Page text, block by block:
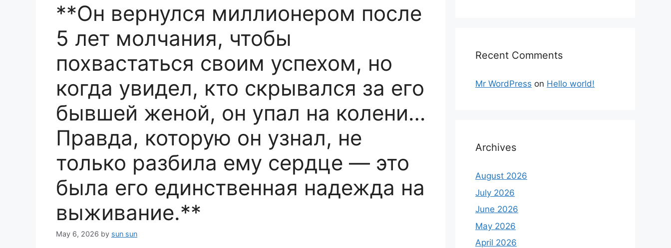
**Он вернулся миллионером после
5 лет молчания, чтобы
похвастаться своим успехом, но
когда увидел, кто скрывался за его
бывшей женой, он упал на колени…
Правда, которую он узнал, не
только разбила ему сердце — это
была его единственная надежда на
выживание.**
May 6, 2026 by sun sun
Recent Comments
Mr WordPress on Hello world!
Archives
August 2026
July 2026
June 2026
May 2026
April 2026